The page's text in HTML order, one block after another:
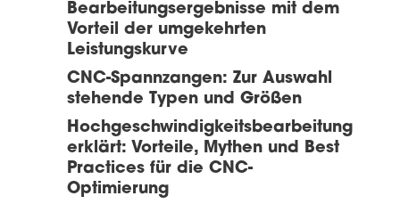
Bearbeitungsergebnisse mit dem
Vorteil der umgekehrten
Leistungskurve
CNC-Spannzangen: Zur Auswahl
stehende Typen und Größen
Hochgeschwindigkeitsbearbeitung
erklärt: Vorteile, Mythen und Best
Practices für die CNC-
Optimierung